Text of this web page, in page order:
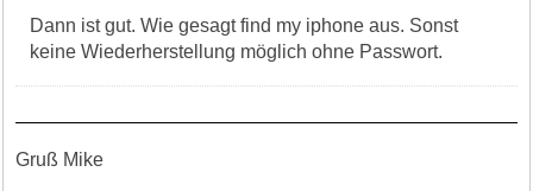
Dann ist gut. Wie gesagt find my iphone aus. Sonst
keine Wiederherstellung möglich ohne Passwort.
Gruß Mike